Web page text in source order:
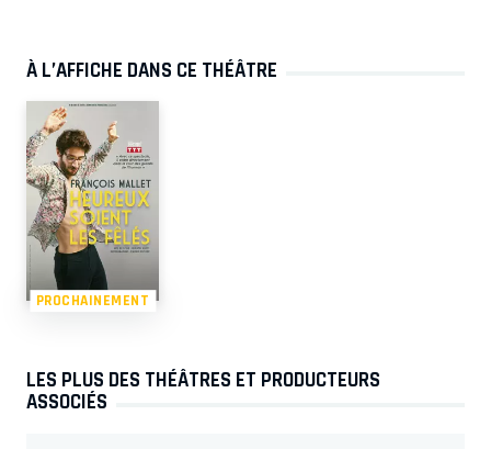
À L’AFFICHE DANS CE THÉÂTRE
PROCHAINEMENT
LES PLUS DES THÉÂTRES ET PRODUCTEURS
ASSOCIÉS